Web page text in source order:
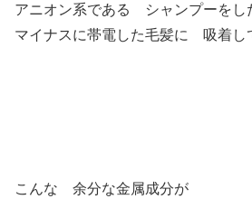
アニオン系である シャンプーをし
マイナスに帯電した毛髪に 吸着し
こんな 余分な金属成分が